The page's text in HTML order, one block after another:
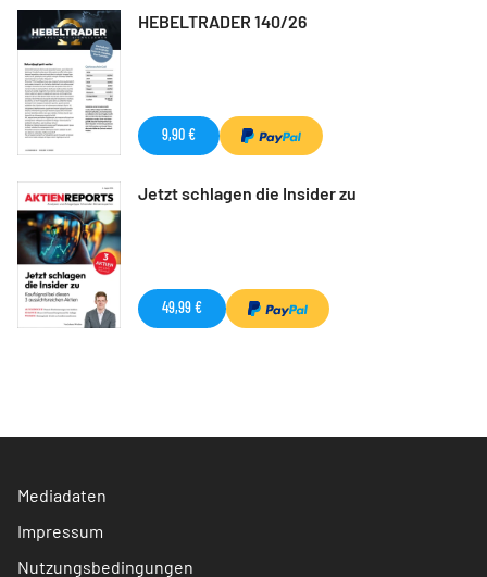
HEBELTRADER 140/26
9,90 €
Jetzt schlagen die Insider zu
49,99 €
Mediadaten
Impressum
Nutzungsbedingungen